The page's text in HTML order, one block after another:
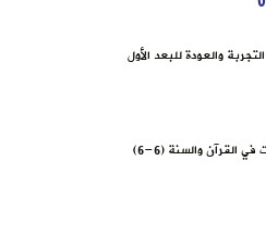
والعودة للبعد الأول
القرآن والسنة (6-6)